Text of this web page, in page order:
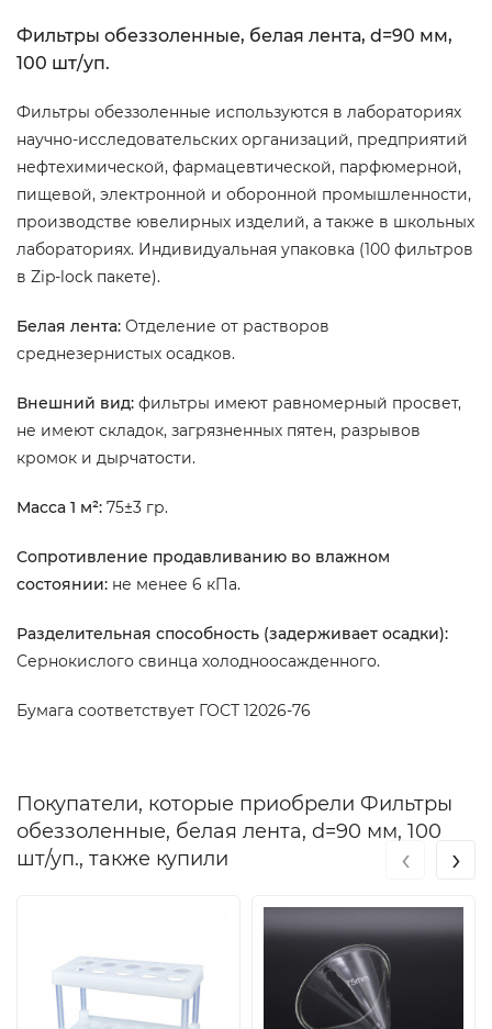
Фильтры обеззоленные, белая лента, d=90 мм,
100 шт/уп.
Фильтры обеззоленные используются в лабораториях
научно-исследовательских организаций, предприятий
нефтехимической, фармацевтической, парфюмерной,
пищевой, электронной и оборонной промышленности,
производстве ювелирных изделий, а также в школьных
лабораториях. Индивидуальная упаковка (100 фильтров
в Zip-lock пакете).
Белая лента: Отделение от растворов
среднезернистых осадков.
Внешний вид: фильтры имеют равномерный просвет,
не имеют складок, загрязненных пятен, разрывов
кромок и дырчатости.
Масса 1 м²: 75±3 гр.
Сопротивление продавливанию во влажном
состоянии: не менее 6 кПа.
Разделительная способность (задерживает осадки):
Сернокислого свинца холодноосажденного.
Бумага соответствует ГОСТ 12026-76
Покупатели, которые приобрели Фильтры
обеззоленные, белая лента, d=90 мм, 100
шт/уп., также купили
‹ ›